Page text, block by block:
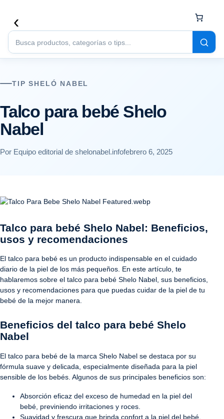
Buscar
productos
TIP SHELÓ NABEL
Talco para bebé Shelo
Nabel
Por Equipo editorial de shelonabel.infofebrero 6, 2025
Talco para bebé Shelo Nabel: Beneficios,
usos y recomendaciones
El talco para bebé es un producto indispensable en el cuidado
diario de la piel de los más pequeños. En este artículo, te
hablaremos sobre el talco para bebé Shelo Nabel, sus beneficios,
usos y recomendaciones para que puedas cuidar de la piel de tu
bebé de la mejor manera.
Beneficios del talco para bebé Shelo
Nabel
El talco para bebé de la marca Shelo Nabel se destaca por su
fórmula suave y delicada, especialmente diseñada para la piel
sensible de los bebés. Algunos de sus principales beneficios son:
Absorción eficaz del exceso de humedad en la piel del
bebé, previniendo irritaciones y roces.
Suavidad y frescura que brinda confort a la piel del bebé.